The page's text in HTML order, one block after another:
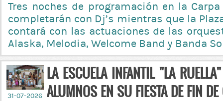
Tres noches de programación en la
completarán con Dj’s mientras que la
contará con las actuaciones de las
Alaska, Melodia, Welcome Band y Banda
LA ESCUELA INFANTIL "LA
ALUMNOS EN SU FIESTA DE FIN
31-07-2026